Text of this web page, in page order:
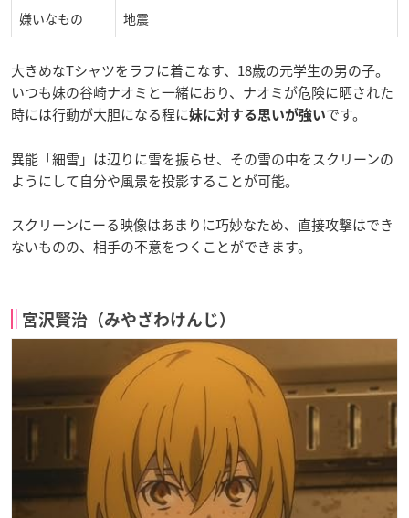
嫌いなもの 地震
大きめなTシャツをラフに着こなす、18歳の元学生の男の子。
いつも妹の谷崎ナオミと一緒におり、ナオミが危険に晒された
時には行動が大胆になる程に妹に対する思いが強いです。
異能「細雪」は辺りに雪を振らせ、その雪の中をスクリーンの
ようにして自分や風景を投影することが可能。
スクリーンにーる映像はあまりに巧妙なため、直接攻撃はでき
ないものの、相手の不意をつくことができます。
宮沢賢治（みやざわけんじ）